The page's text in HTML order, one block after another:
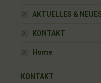
AKTUELLES & NEUES
KONTAKT
Home
KONTAKT